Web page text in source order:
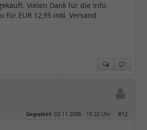
Vielen Dank für die Info.
für EUR 12,95 inkl. Versand.
Gepostet: 02.11.2006 - 15:22 Uhr · #12